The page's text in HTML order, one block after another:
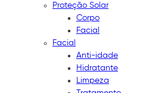
Proteção Solar
Corpo
Facial
Facial
Anti-idade
Hidratante
Limpeza